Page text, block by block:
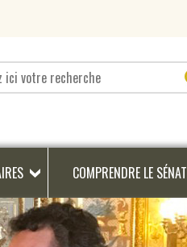
COMPRENDRE LE SÉNAT